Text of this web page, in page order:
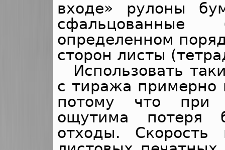
входе» рулоны
определенном
сторон листы
Использовать
с тиража примерно
потому что при
ощутима потеря
отходы. Скорость